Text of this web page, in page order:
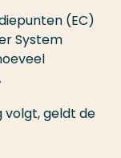
(EC)
System
volgt, geldt de